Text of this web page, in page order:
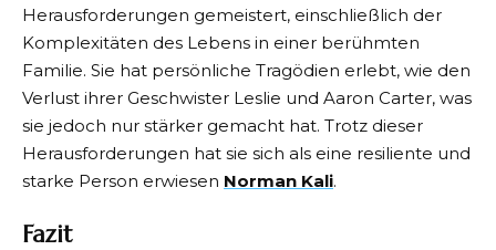
Herausforderungen gemeistert, einschließlich der
Komplexitäten des Lebens in einer berühmten
Familie. Sie hat persönliche Tragödien erlebt, wie den
Verlust ihrer Geschwister Leslie und Aaron Carter, was
sie jedoch nur stärker gemacht hat. Trotz dieser
Herausforderungen hat sie sich als eine resiliente und
starke Person erwiesen Norman Kali.
Fazit